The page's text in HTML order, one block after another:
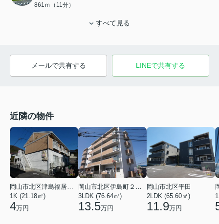
861ｍ（11分）
すべて見る
メールで共有する LINEで共有する
近隣の物件
岡山市北区津島福居１丁目
1K (21.18㎡)
4万円
岡山市北区伊島町２丁目
3LDK (76.64㎡)
13.5万円
岡山市北区平田
2LDK (65.60㎡)
11.9万円